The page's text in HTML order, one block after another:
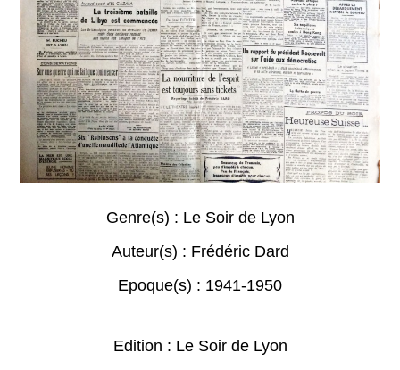
Genre(s) : Le Soir de Lyon
Auteur(s) : Frédéric Dard
Epoque(s) : 1941-1950
Edition : Le Soir de Lyon